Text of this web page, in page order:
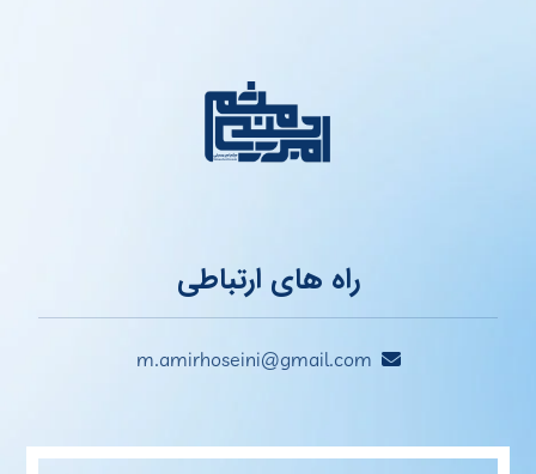
راه های ارتباطی
m.amirhoseini@gmail.com